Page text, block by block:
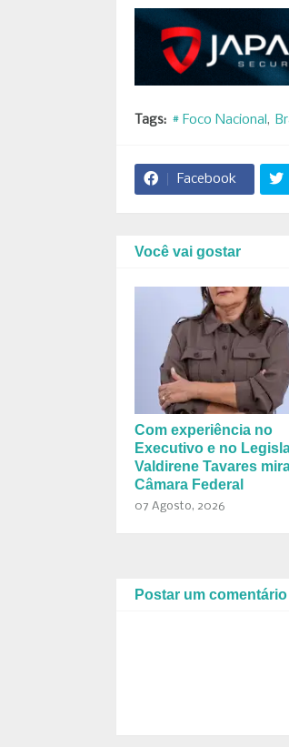
Tags: # Foco Nacional
Facebook
Você vai gostar
Com experiência no
Executivo e no
Valdirene Tavares
Câmara Federal
07 Agosto, 2026
Postar um comentário